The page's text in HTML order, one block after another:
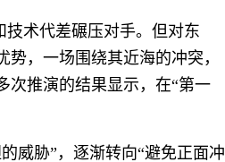
技术代差碾压对手。但对东
，一场围绕其近海的冲突，
次推演的结果显示，在“第一
威胁”，逐渐转向“避免正面冲